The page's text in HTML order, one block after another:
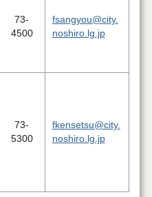
73-
4500
fsangyou@city.
noshiro.lg.jp
73-
5300
fkensetsu@city.
noshiro.lg.jp